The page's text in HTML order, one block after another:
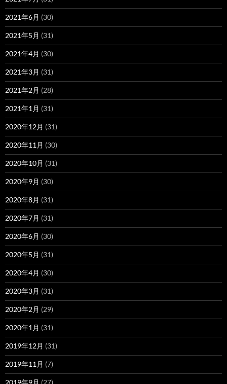
2021年6月 (30)
2021年5月 (31)
2021年4月 (30)
2021年3月 (31)
2021年2月 (28)
2021年1月 (31)
2020年12月 (31)
2020年11月 (30)
2020年10月 (31)
2020年9月 (30)
2020年8月 (31)
2020年7月 (31)
2020年6月 (30)
2020年5月 (31)
2020年4月 (30)
2020年3月 (31)
2020年2月 (29)
2020年1月 (31)
2019年12月 (31)
2019年11月 (7)